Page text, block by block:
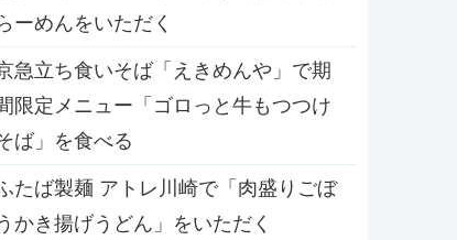
ーめんをいただく
急立ち食いそば「えきめんや」で期
限定メニュー「ゴロっと牛もつつけ
ば」を食べる
たば製麺 アトレ川崎で「肉盛りごぼ
かき揚げうどん」をいただく